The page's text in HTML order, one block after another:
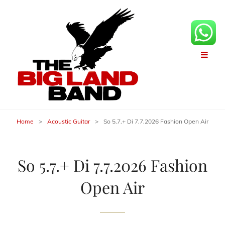
Home > Acoustic Guitar > So 5.7.+ Di 7.7.2026 Fashion Open Air
So 5.7.+ Di 7.7.2026 Fashion
Open Air